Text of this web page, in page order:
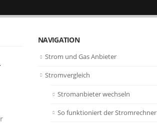
NAVIGATION
Strom und Gas Anbieter
Stromvergleich
Stromanbieter wechseln
So funktioniert der Stromrechner